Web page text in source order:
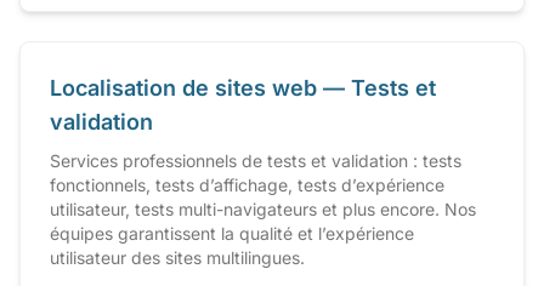
Localisation de sites web — Tests et
validation
Services professionnels de tests et validation : tests
fonctionnels, tests d’affichage, tests d’expérience
utilisateur, tests multi-navigateurs et plus encore. Nos
équipes garantissent la qualité et l’expérience
utilisateur des sites multilingues.